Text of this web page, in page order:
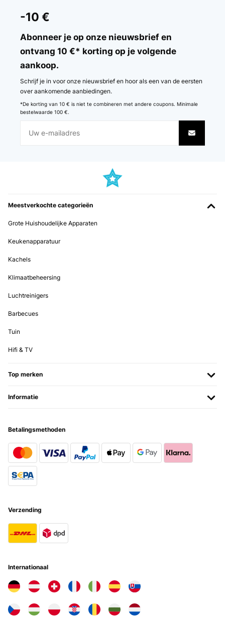
-10 €
Abonneer je op onze nieuwsbrief en
ontvang 10 €* korting op je volgende
aankoop.
Schrijf je in voor onze nieuwsbrief en hoor als een van de eersten
over aankomende aanbiedingen.
*De korting van 10 € is niet te combineren met andere coupons. Minimale
bestelwaarde 100 €.
Meestverkochte categorieën
Grote Huishoudelijke Apparaten
Keukenapparatuur
Kachels
Klimaatbeheersing
Luchtreinigers
Barbecues
Tuin
Hifi & TV
Top merken
Informatie
Betalingsmethoden
Verzending
Internationaal